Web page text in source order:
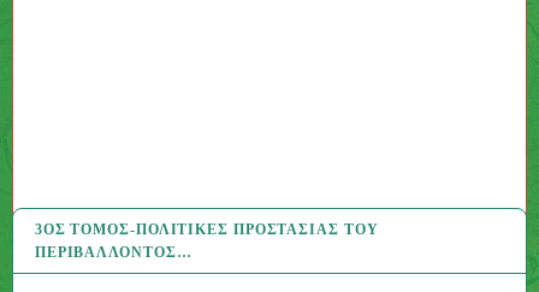
3ΟΣ ΤΌΜΟΣ-ΠΟΛΙΤΙΚΈΣ ΠΡΟΣΤΑΣΊΑΣ ΤΟΥ
ΠΕΡΙΒΆΛΛΟΝΤΟΣ…
13 ΑΥΓ 2020